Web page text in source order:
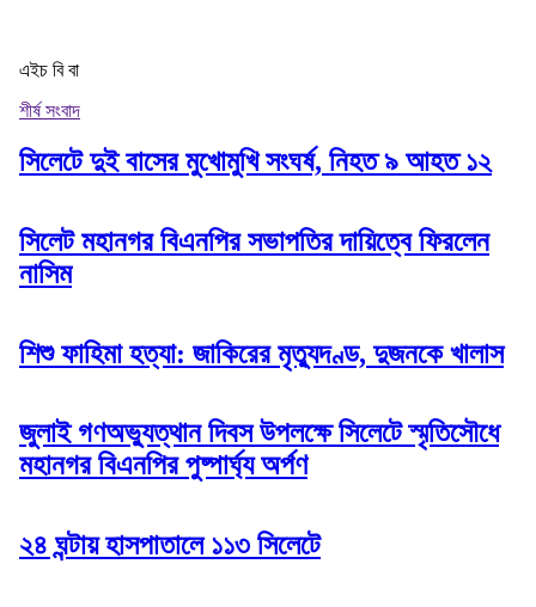
এইচ বি বা
শীর্ষ সংবাদ
সিলেটে দুই বাসের মুখোমুখি সংঘর্ষ, নিহত ৯ আহত ১২
সিলেট মহানগর বিএনপির সভাপতির দায়িত্বে ফিরলেন
নাসিম
শিশু ফাহিমা হত্যা: জাকিরের মৃত্যুদণ্ড, দুজনকে খালাস
জুলাই গণঅভ্যুত্থান দিবস উপলক্ষে সিলেটে স্মৃতিসৌধে
মহানগর বিএনপির পুষ্পার্ঘ্য অর্পণ
২৪ ঘন্টায় হাসপাতালে ১১৩ সিলেটে